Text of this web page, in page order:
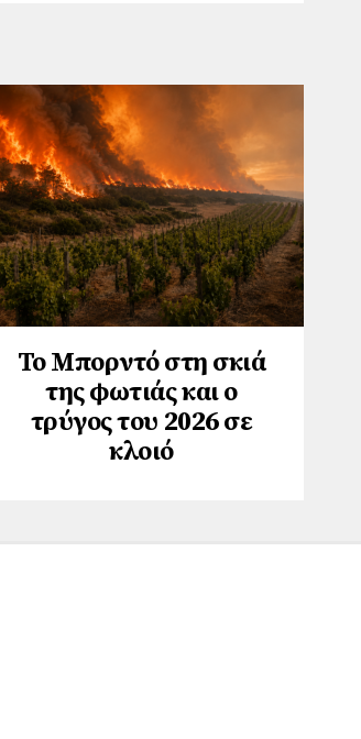
Το Μπορντό στη σκιά
της φωτιάς και ο
τρύγος του 2026 σε
κλοιό